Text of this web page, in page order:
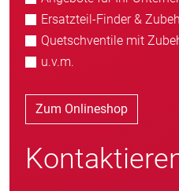
Ersatzteil-Finder &
Quetschventile mit
u.v.m.
Zum Onlineshop